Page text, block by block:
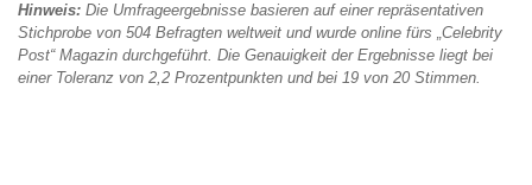
Hinweis: Die Umfrageergebnisse basieren auf einer repräsentativen
Stichprobe von 504 Befragten weltweit und wurde online fürs „Celebrity
Post“ Magazin durchgeführt. Die Genauigkeit der Ergebnisse liegt bei
einer Toleranz von 2,2 Prozentpunkten und bei 19 von 20 Stimmen.